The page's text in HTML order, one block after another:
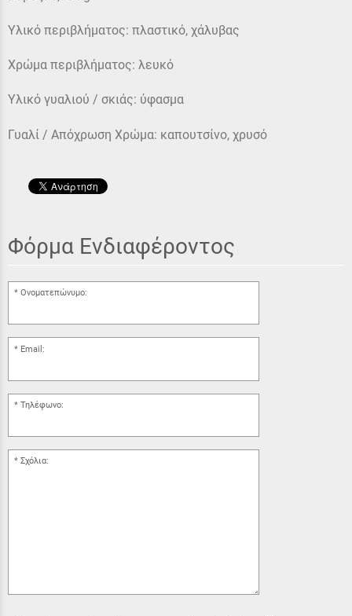
Υλικό περιβλήματος: πλαστικό, χάλυβας
Χρώμα περιβλήματος: λευκό
Υλικό γυαλιού / σκιάς: ύφασμα
Γυαλί / Απόχρωση Χρώμα: καπουτσίνο, χρυσό
Φόρμα Ενδιαφέροντος
Ονοματεπώνυμο:
Email:
Τηλέφωνο:
Σχόλια: